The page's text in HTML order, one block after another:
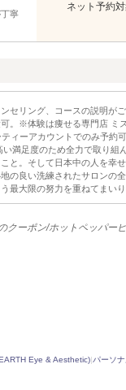
寧
ネット予約
セリング、コースの説明が
。※体験は痩せる専門店 ミ
ィーアカウントでのみ予約
満足度のため全力で取り組
と。そして日本中の人を幸
の良い洗練されたサロンの
最大限の努力を重ねてまいり
クーポン/ホットペッパー
Eye & Aesthetic)|パーソ